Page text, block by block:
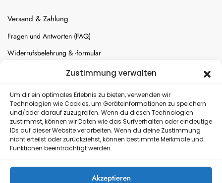
Zustimmung verwalten
Um dir ein optimales Erlebnis zu bieten, verwenden wir
Technologien wie Cookies, um Geräteinformationen zu speichern
und/oder darauf zuzugreifen. Wenn du diesen Technologien
zustimmst, können wir Daten wie das Surfverhalten oder eindeutige
IDs auf dieser Website verarbeiten. Wenn du deine Zustimmung
nicht erteilst oder zurückziehst, können bestimmte Merkmale und
Funktionen beeinträchtigt werden.
Akzeptieren
Versand & Zahlung
Fragen und Antworten (FAQ)
Widerrufsbelehrung & -formular
Batterien-Entsorgung
Versand
Kostenloser Rückversand